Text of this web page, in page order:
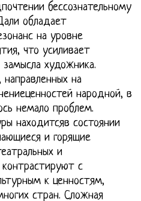
бессознательному
обладает
на уровне
что усиливает
художника.
направленных на
народной, в
немало проблем.
находитсяв состоянии
и горящие
и
контрастируют с
к ценностям,
стран. Сложная